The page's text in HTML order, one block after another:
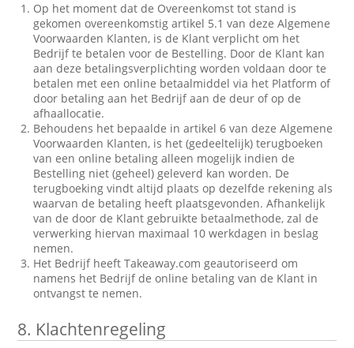
Op het moment dat de Overeenkomst tot stand is
gekomen overeenkomstig artikel 5.1 van deze Algemene
Voorwaarden Klanten, is de Klant verplicht om het
Bedrijf te betalen voor de Bestelling. Door de Klant kan
aan deze betalingsverplichting worden voldaan door te
betalen met een online betaalmiddel via het Platform of
door betaling aan het Bedrijf aan de deur of op de
afhaallocatie.
Behoudens het bepaalde in artikel 6 van deze Algemene
Voorwaarden Klanten, is het (gedeeltelijk) terugboeken
van een online betaling alleen mogelijk indien de
Bestelling niet (geheel) geleverd kan worden. De
terugboeking vindt altijd plaats op dezelfde rekening als
waarvan de betaling heeft plaatsgevonden. Afhankelijk
van de door de Klant gebruikte betaalmethode, zal de
verwerking hiervan maximaal 10 werkdagen in beslag
nemen.
Het Bedrijf heeft Takeaway.com geautoriseerd om
namens het Bedrijf de online betaling van de Klant in
ontvangst te nemen.
8. Klachtenregeling